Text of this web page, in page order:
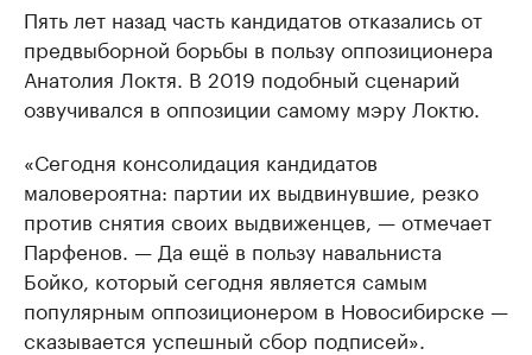
Пять лет назад часть кандидатов отказались от
предвыборной борьбы в пользу оппозиционера
Анатолия Локтя. В 2019 подобный сценарий
озвучивался в оппозиции самому мэру Локтю.
«Сегодня консолидация кандидатов
маловероятна: партии их выдвинувшие, резко
против снятия своих выдвиженцев, — отмечает
Парфенов. — Да ещё в пользу навальниста
Бойко, который сегодня является самым
популярным оппозиционером в Новосибирске —
сказывается успешный сбор подписей».